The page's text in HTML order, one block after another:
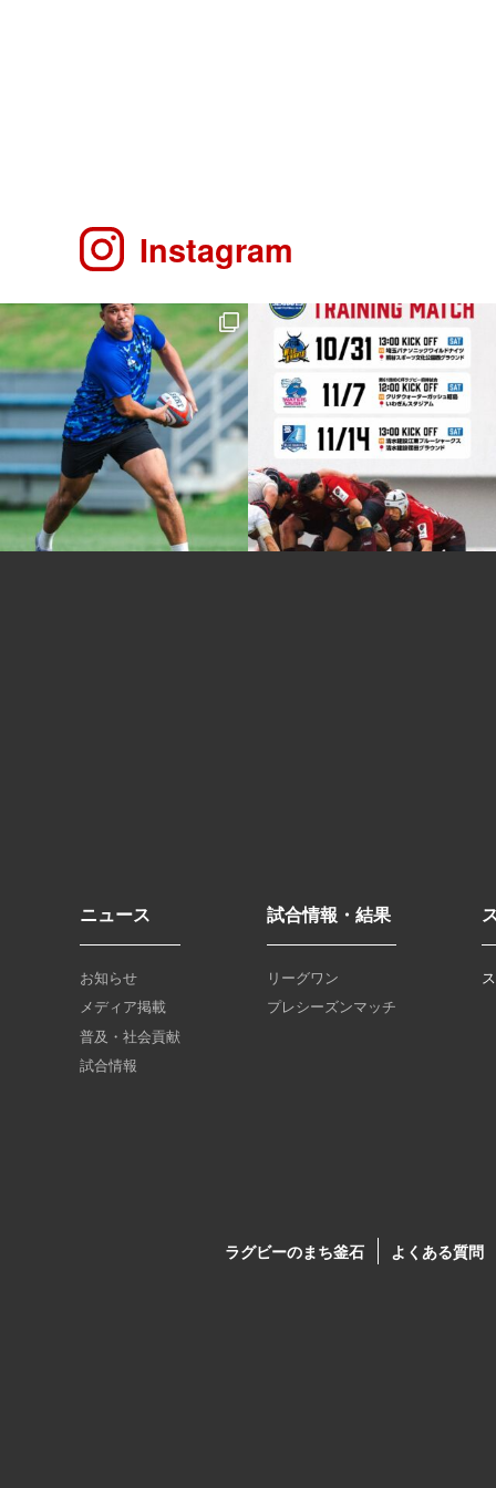
Instagram
ニュース
お知らせ
メディア掲載
普及・社会貢献
試合情報
試合情報・結果
リーグワン
プレシーズンマッチ
ラグビーのまち釜石 よくある質問